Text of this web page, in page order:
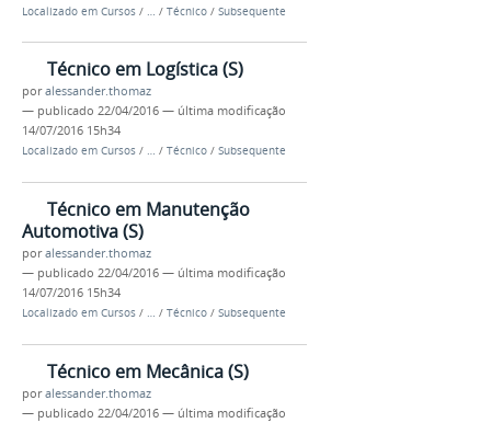
Localizado em Cursos / / Técnico / Subsequente
Técnico em Logística (S)
poralessander.thomaz
— publicado 22/04/2016 — última modificação
14/07/2016 15h34
Localizado em Cursos / … / Técnico / Subsequente
Técnico em Manutenção
Automotiva (S)
poralessander.thomaz
— publicado 22/04/2016 — última modificação
14/07/2016 15h34
Localizado em Cursos / … / Técnico / Subsequente
Técnico em Mecânica (S)
poralessander.thomaz
— publicado 22/04/2016 — última modificação